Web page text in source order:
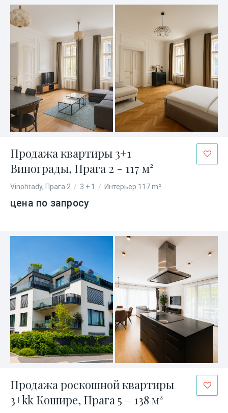
Продажа квартиры 3+1
Винограды, Прага 2 - 117 м²
Vinohrady, Прага 2 / 3 + 1 / Интерьер 117 m²
цена по запросу
Продажа роскошной квартиры
3+kk Кошире, Прага 5 – 138 м²